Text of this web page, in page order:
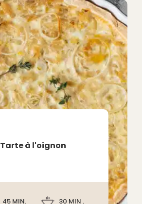
Tarte à l'oignon
45 MIN. 30 MIN .